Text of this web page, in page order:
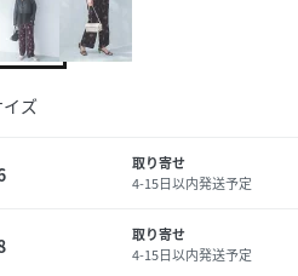
イズ
取り寄せ
4-15日以内発送予定
取り寄せ
4-15日以内発送予定